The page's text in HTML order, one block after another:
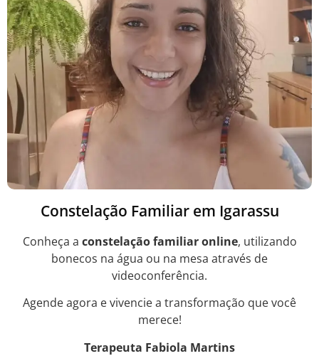
Constelação Familiar em Igarassu
Conheça a constelação familiar online, utilizando
bonecos na água ou na mesa através de
videoconferência.
Agende agora e vivencie a transformação que você
merece!
Terapeuta Fabiola Martins